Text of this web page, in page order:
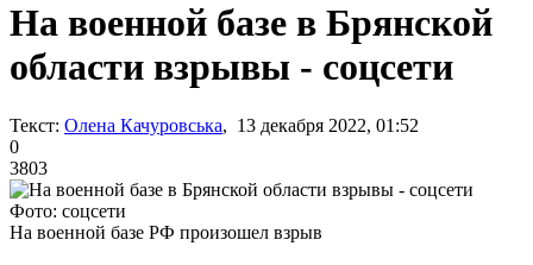
На военной базе в Брянской
области взрывы - соцсети
Текст: Олена Качуровська, 13 декабря 2022, 01:52
0
3803
Фото: соцсети
На военной базе РФ произошел взрыв